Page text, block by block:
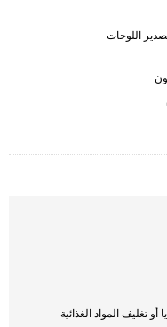
اللوحات
تغليف المواد الغذائية